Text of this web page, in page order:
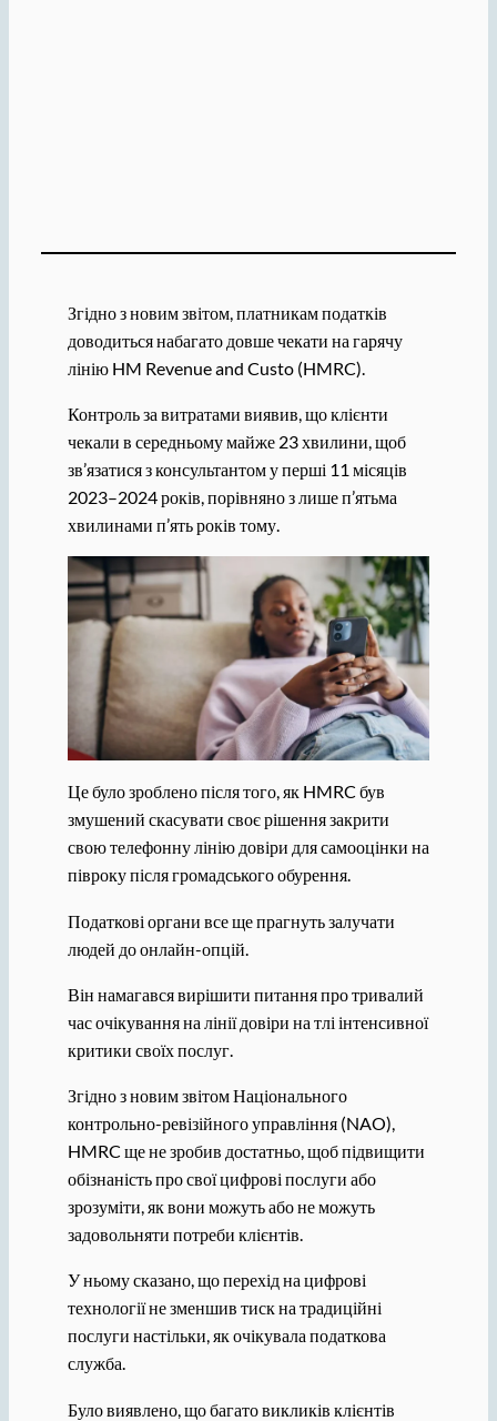
Згідно з новим звітом, платникам податків
доводиться набагато довше чекати на гарячу
лінію HM Revenue and Custo (HMRC).
Контроль за витратами виявив, що клієнти
чекали в середньому майже 23 хвилини, щоб
зв’язатися з консультантом у перші 11 місяців
2023–2024 років, порівняно з лише п’ятьма
хвилинами п’ять років тому.
Це було зроблено після того, як HMRC був
змушений скасувати своє рішення закрити
свою телефонну лінію довіри для самооцінки на
півроку після громадського обурення.
Податкові органи все ще прагнуть залучати
людей до онлайн-опцій.
Він намагався вирішити питання про тривалий
час очікування на лінії довіри на тлі інтенсивної
критики своїх послуг.
Згідно з новим звітом Національного
контрольно-ревізійного управління (NAO),
HMRC ще не зробив достатньо, щоб підвищити
обізнаність про свої цифрові послуги або
зрозуміти, як вони можуть або не можуть
задовольняти потреби клієнтів.
У ньому сказано, що перехід на цифрові
технології не зменшив тиск на традиційні
послуги настільки, як очікувала податкова
служба.
Було виявлено, що багато викликів клієнтів